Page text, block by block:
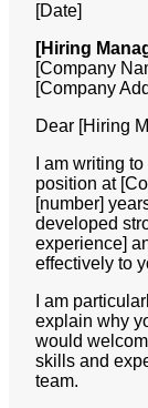
[Date]
[Hiring
[Company
[Company
Dear [Hiring
I am writing
position at
[number]
developed
experience]
effectively to
I am
explain why
would
skills and
team.